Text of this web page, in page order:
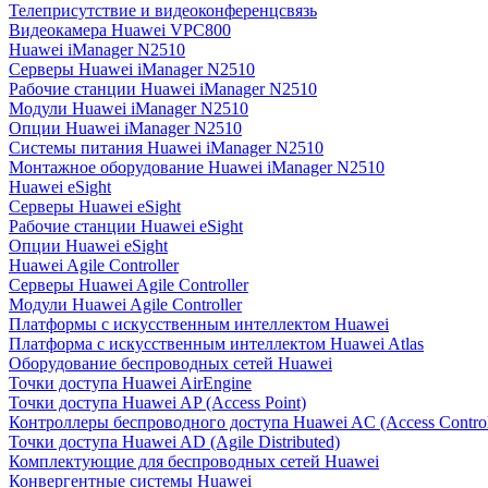
Телеприсутствие и видеоконференцсвязь
Видеокамера Huawei VPC800
Huawei iManager N2510
Серверы Huawei iManager N2510
Рабочие станции Huawei iManager N2510
Модули Huawei iManager N2510
Опции Huawei iManager N2510
Системы питания Huawei iManager N2510
Монтажное оборудование Huawei iManager N2510
Huawei eSight
Серверы Huawei eSight
Рабочие станции Huawei eSight
Опции Huawei eSight
Huawei Agile Controller
Серверы Huawei Agile Controller
Модули Huawei Agile Controller
Платформы с искусственным интеллектом Huawei
Платформа с искусственным интеллектом Huawei Atlas
Оборудование беспроводных сетей Huawei
Точки доступа Huawei AirEngine
Точки доступа Huawei AP (Access Point)
Контроллеры беспроводного доступа Huawei AC (Access
Точки доступа Huawei AD (Agile Distributed)
Комплектующие для беспроводных сетей Huawei
Конвергентные системы Huawei